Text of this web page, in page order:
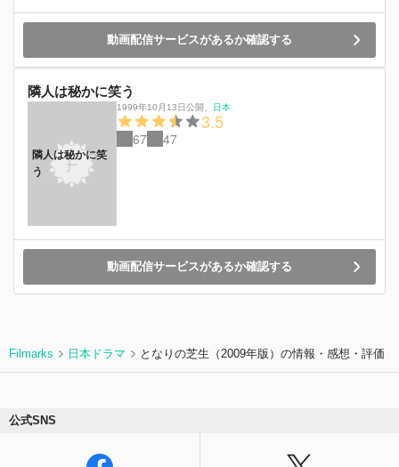
動画配信サービスがあるか確認する
隣人は秘かに笑う
隣人は秘かに笑
う
1999年10月13日公開 日本
3.5
67 47
動画配信サービスがあるか確認する
Filmarks 日本ドラマ となりの芝生（2009年版）の情報・感想・評価
公式SNS